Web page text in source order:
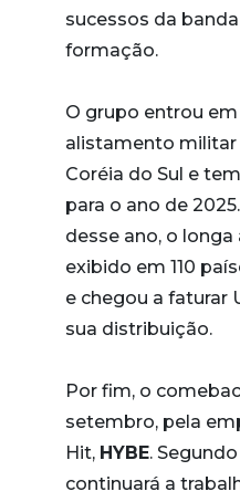
sucessos da
formação.
O grupo entrou
alistamento
Coréia do Sul e
para o ano de
desse ano, o
exibido em 110
e chegou a faturar
sua distribuição.
Por fim, o
setembro, pela
Hit, HYBE.
continuará a